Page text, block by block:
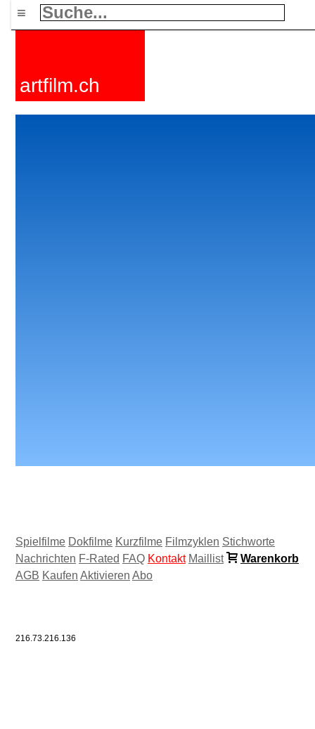
≡
artfilm.ch
Spielfilme Dokfilme Kurzfilme Filmzyklen Stichworte
Nachrichten F-Rated FAQ Kontakt Maillist
Warenkorb
AGB Kaufen Aktivieren Abo
216.73.216.136